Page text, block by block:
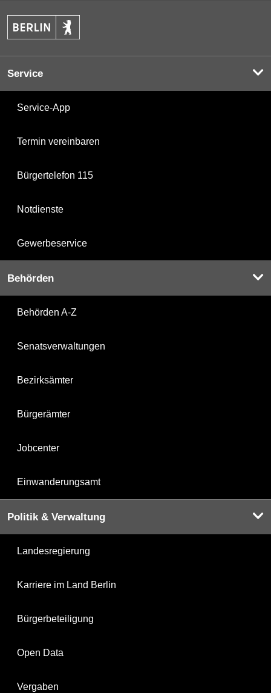
Service
Service-App
Termin vereinbaren
Bürgertelefon 115
Notdienste
Gewerbeservice
Behörden
Behörden A-Z
Senatsverwaltungen
Bezirksämter
Bürgerämter
Jobcenter
Einwanderungsamt
Politik & Verwaltung
Landesregierung
Karriere im Land Berlin
Bürgerbeteiligung
Open Data
Vergaben